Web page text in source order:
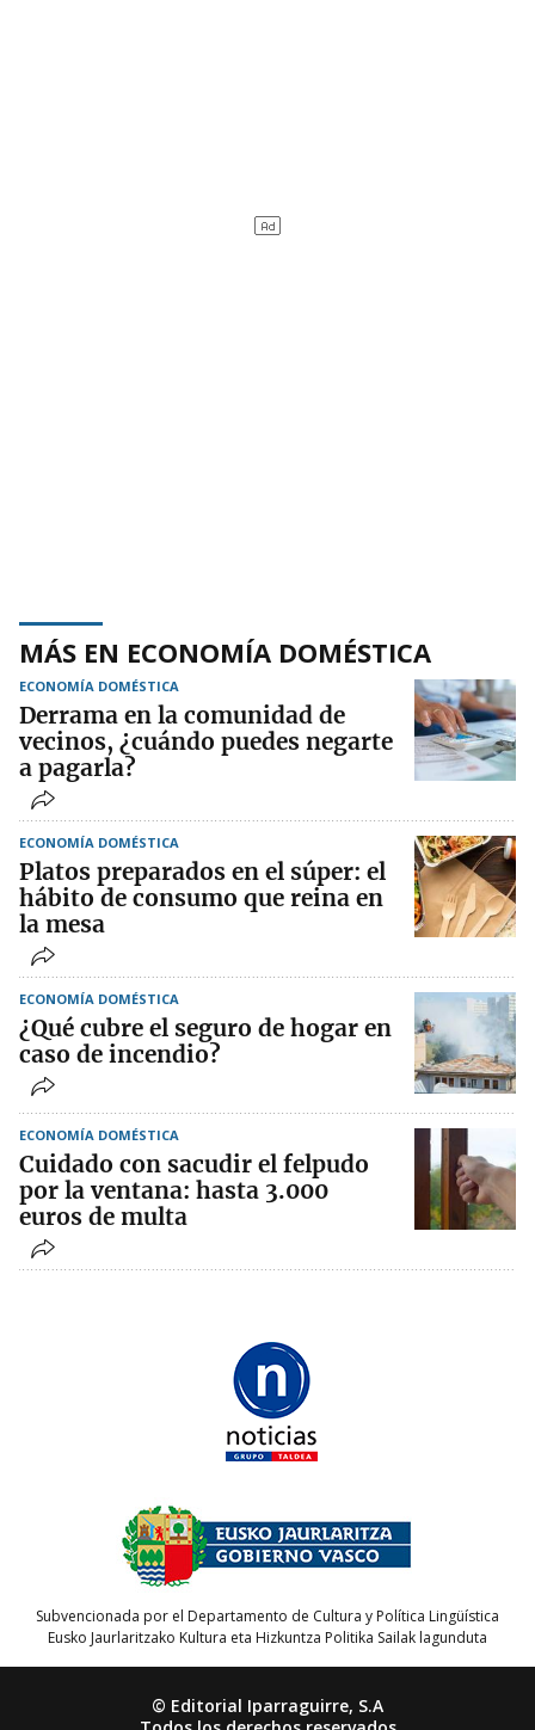
MÁS EN ECONOMÍA DOMÉSTICA
ECONOMÍA DOMÉSTICA
Derrama en la comunidad de
vecinos, ¿cuándo puedes negarte
a pagarla?
ECONOMÍA DOMÉSTICA
Platos preparados en el súper: el
hábito de consumo que reina en
la mesa
ECONOMÍA DOMÉSTICA
¿Qué cubre el seguro de hogar en
caso de incendio?
ECONOMÍA DOMÉSTICA
Cuidado con sacudir el felpudo
por la ventana: hasta 3.000
euros de multa
Subvencionada por el Departamento de Cultura y Política Lingüística
Eusko Jaurlaritzako Kultura eta Hizkuntza Politika Sailak lagunduta
© Editorial Iparraguirre, S.A